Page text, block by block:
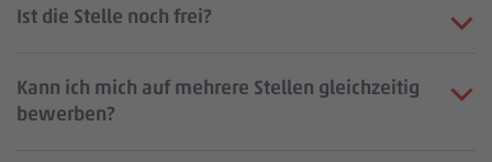
Ist die Stelle noch frei?
Kann ich mich auf mehrere Stellen gleichzeitig
bewerben?